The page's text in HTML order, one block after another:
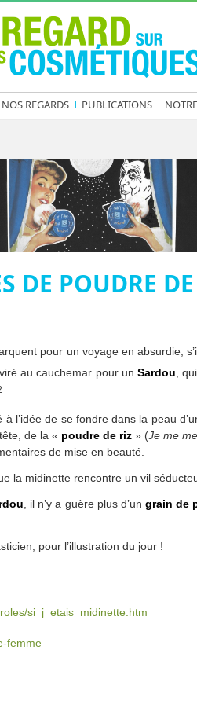
NOS REGARDS PUBLICATIONS
DE POUDRE
pour un voyage en absurdie,
au cauchemar pour un Sardou ,
à l’idée de se fondre dans la peau
de la « poudre de riz » (Je me
de mise en beauté.
la midinette rencontre un vil
, il n’y a guère plus d’un grain de
pour l’illustration du jour !
si_j_etais_midinette.htm
femme